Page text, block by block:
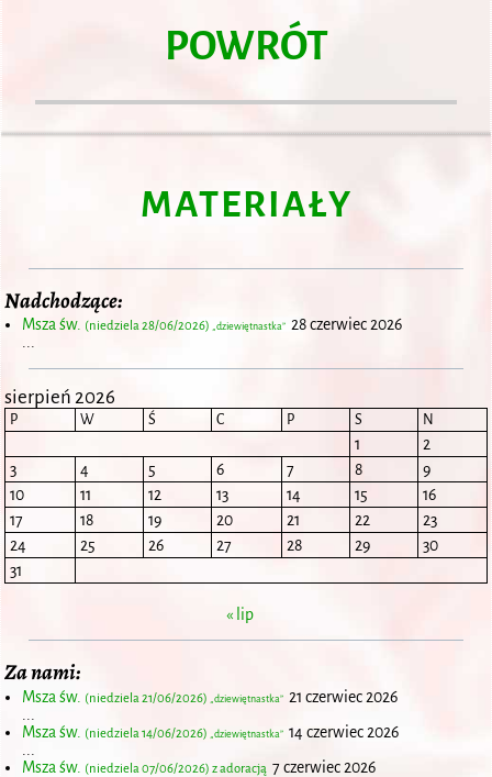
POWRÓT
MATERIAŁY
Nadchodzące:
Msza św. (niedziela 28/06/2026) „dziewiętnastka” 28 czerwiec 2026
...
sierpień 2026
P W Ś C P S N
1
2
3
4 5 6 7 8
9
10
11 12 13 14 15
16
17
18 19 20 21 22
23
24
25 26 27 28 29
30
31
« lip
Za nami:
Msza św. (niedziela 21/06/2026) „dziewiętnastka” 21 czerwiec 2026
Msza św. (niedziela 14/06/2026) „dziewiętnastka” 14 czerwiec 2026
Msza św. (niedziela 07/06/2026) z adoracją 7 czerwiec 2026